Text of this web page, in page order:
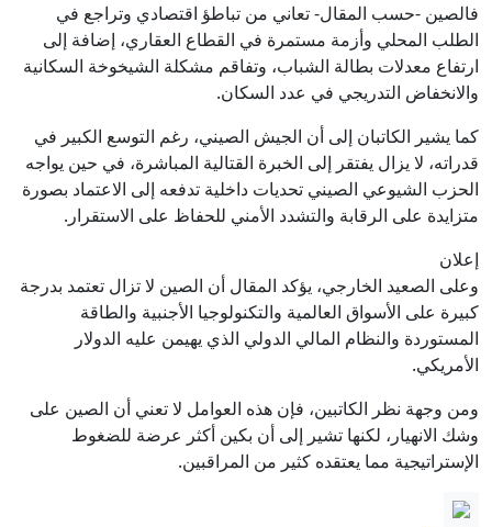
فالصين -حسب المقال- تعاني من تباطؤ اقتصادي وتراجع في
الطلب المحلي وأزمة مستمرة في القطاع العقاري، إضافة إلى
ارتفاع معدلات بطالة الشباب، وتفاقم مشكلة الشيخوخة السكانية
والانخفاض التدريجي في عدد السكان.
كما يشير الكاتبان إلى أن الجيش الصيني، رغم التوسع الكبير في
قدراته، لا يزال يفتقر إلى الخبرة القتالية المباشرة، في حين يواجه
الحزب الشيوعي الصيني تحديات داخلية تدفعه إلى الاعتماد بصورة
متزايدة على الرقابة والتشدد الأمني للحفاظ على الاستقرار.
إعلان
وعلى الصعيد الخارجي، يؤكد المقال أن الصين لا تزال تعتمد بدرجة
كبيرة على الأسواق العالمية والتكنولوجيا الأجنبية والطاقة
المستوردة والنظام المالي الدولي الذي يهيمن عليه الدولار
الأمريكي.
ومن وجهة نظر الكاتبين، فإن هذه العوامل لا تعني أن الصين على
وشك الانهيار، لكنها تشير إلى أن بكين أكثر عرضة للضغوط
الإستراتيجية مما يعتقده كثير من المراقبين.